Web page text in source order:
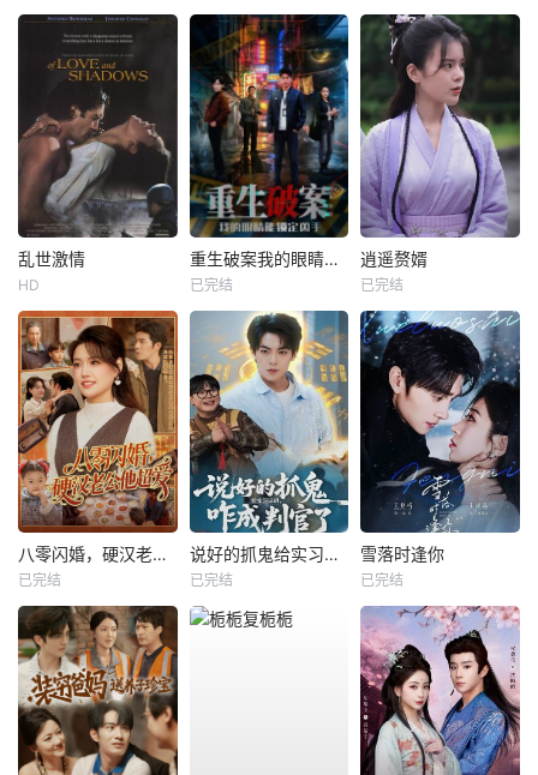
乱世激情
HD
重生破案我的眼睛能锁定凶手
已完结
逍遥赘婿
已完结
八零闪婚，硬汉老公他超爱
已完结
说好的抓鬼给实习证明，咋成判官了
已完结
雪落时逢你
已完结